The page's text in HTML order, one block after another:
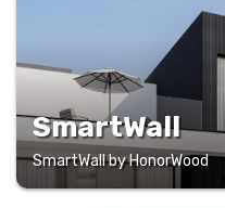
SmartWall
SmartWall by HonorWood